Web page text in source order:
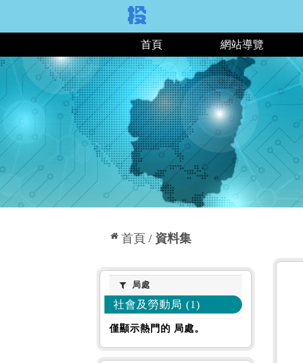
首頁 網站導覽
首頁 資料集
局處局處
社會及勞動局 (1)
僅顯示熱門的 局處。